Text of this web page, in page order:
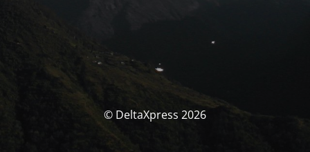
© DeltaXpress 2026